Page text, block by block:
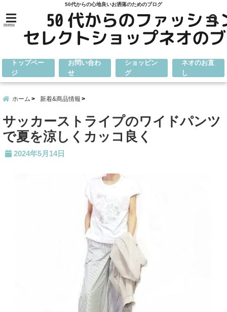
50代からの心地良いお洒落のためのブログ
menu
トップペー
ジ
お問い合わ
せ
ショッピン
グ
ネオのお直
し
ホーム 新着&商品情報
サッカーストライプのワイドパンツ
で夏を涼しくカッコ良く
2024年5月14日